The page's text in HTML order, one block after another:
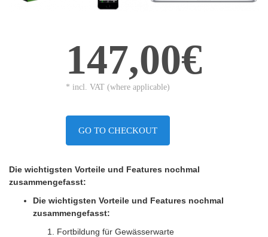
147,00€
* incl. VAT (where applicable)
GO TO CHECKOUT
Die wichtigsten Vorteile und Features nochmal
zusammengefasst:
Die wichtigsten Vorteile und Features nochmal
zusammengefasst:
Fortbildung für Gewässerwarte